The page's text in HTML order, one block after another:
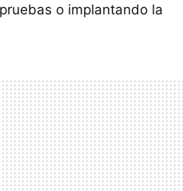
o implantando la